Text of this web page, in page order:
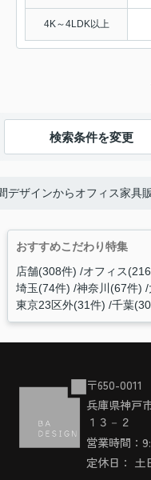
4K～4LDK以上
検索条件を変更
デザインからオフィス家具
おすすめこだわり特集
店舗(308件) オフィス
埼玉(74件) 神奈川(67件)
東京23区外(31件) 千葉
〒650-0011
兵庫県神戸
１３－２
営業時間：
定休日： 土